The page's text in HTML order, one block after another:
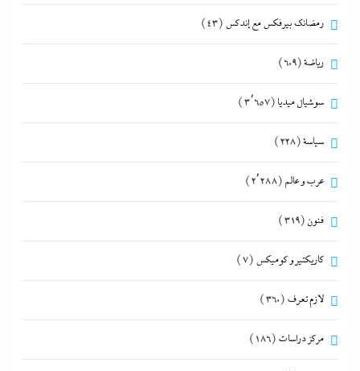
رمضانك بيرفكس مع إندكس (43)
رياضة(609)
سوشيال ميديا (3٬657)
سياسة(228)
عرب و عالم (2٬288)
فنون (319)
كاريكتير و كوميكس (7)
لازم تعرف (360)
مركز دراسات (186)